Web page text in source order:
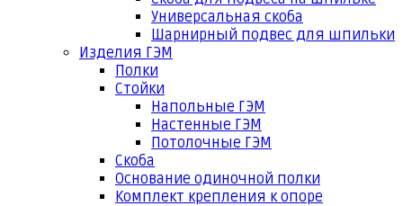
Универсальная скоба
Шарнирный подвес для шпильки
Изделия ГЭМ
Полки
Стойки
Напольные ГЭМ
Настенные ГЭМ
Потолочные ГЭМ
Скоба
Основание одиночной полки
Комплект крепления к опоре